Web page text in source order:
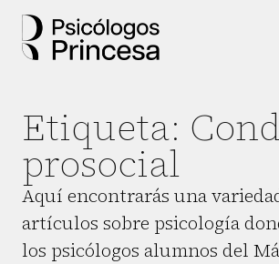
Etiqueta:
prosocial
Aquí encontrarás una
artículos sobre psicología
los psicólogos alumnos del